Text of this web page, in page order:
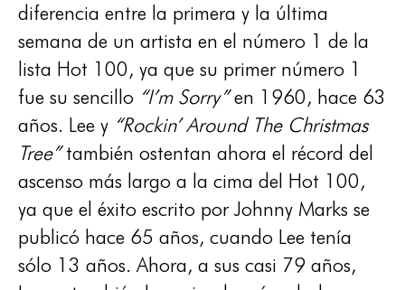
diferencia entre la primera y la última
semana de un artista en el número 1 de la
lista Hot 100, ya que su primer número 1
fue su sencillo “I’m Sorry”en 1960, hace 63
años. Lee y “Rockin’ Around The Christmas
Tree”también ostentan ahora el récord del
ascenso más largo a la cima del Hot 100,
ya que el éxito escrito por Johnny Marks se
publicó hace 65 años, cuando Lee tenía
sólo 13 años. Ahora, a sus casi 79 años,